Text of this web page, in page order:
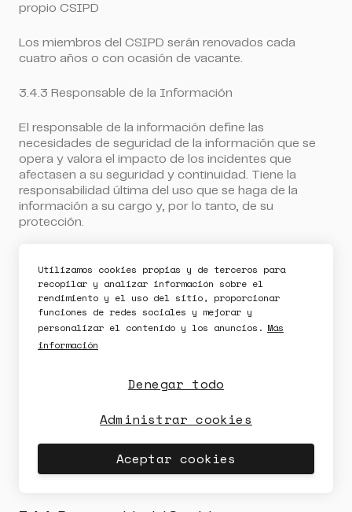
propio CSIPD
Los miembros del CSIPD serán renovados cada
cuatro años o con ocasión de vacante.
3.4.3 Responsable de la Información
El responsable de la información define las
necesidades de seguridad de la información que se
opera y valora el impacto de los incidentes que
afectasen a su seguridad y continuidad. Tiene la
responsabilidad última del uso que se haga de la
información a su cargo y, por lo tanto, de su
protección.
Al Responsable de la Información se le atribuyen las
siguientes funciones:
Establecer y aprobar los requisitos de seguridad
311/2022, de 3 de mayo, las guías CCN-STIC del
ISO/IEC 27001,27017 Y 27018, previa propuesta
Aceptar los niveles de riesgo residual que afecten a
Utilizamos cookies propias y de terceros para
recopilar y analizar información sobre el
rendimiento y el uso del sitio, proporcionar
funciones de redes sociales y mejorar y
personalizar el contenido y los anuncios. Más
información
Denegar todo
Administrar cookies
Aceptar cookies